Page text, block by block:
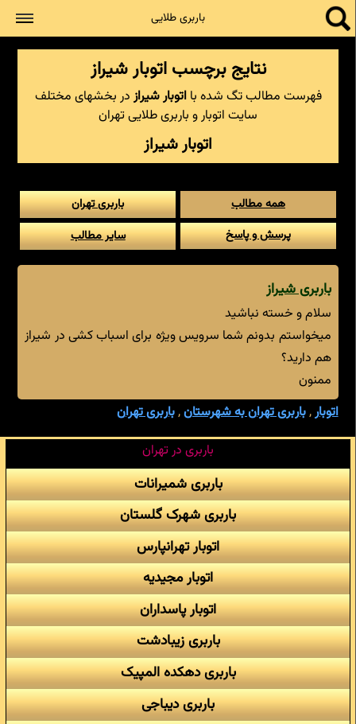
باربری طلایی
نتایج برچسب اتوبار شیراز
فهرست مطالب تگ شده بااتوبار شیراز در بخشهای مختلف
سایت اتوبار و باربری طلایی تهران
اتوبار شیراز
همه مطالب
باربری تهران
پرسش و پاسخ
سایر مطالب
باربری شیراز
سلام و خسته نباشید
میخواستم بدونم شما سرویس ویژه برای اسباب کشی در شیراز
هم دارید؟
ممنون
اتوبار,باربری تهران به شهرستان,باربری تهران
باربری در تهران
باربری شمیرانات
باربری شهرک گلستان
اتوبار تهرانپارس
اتوبار مجیدیه
اتوبار پاسداران
باربری زیبادشت
باربری دهکده المپیک
باربری دیباجی
جستجو